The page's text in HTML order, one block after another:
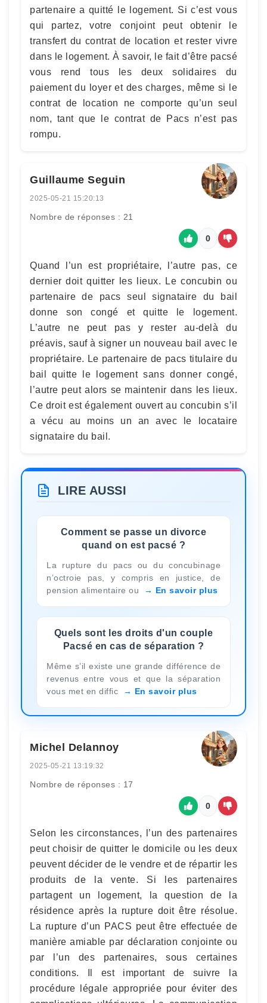
partenaire a quitté le logement. Si c’est vous
qui partez, votre conjoint peut obtenir le
transfert du contrat de location et rester vivre
dans le logement. À savoir, le fait d’être pacsé
vous rend tous les deux solidaires du
paiement du loyer et des charges, même si le
contrat de location ne comporte qu’un seul
nom, tant que le contrat de Pacs n’est pas
rompu.
Guillaume Seguin
2025-05-21 15:20:13
Nombre de réponses : 21
0
Quand l’un est propriétaire, l’autre pas, ce
dernier doit quitter les lieux. Le concubin ou
partenaire de pacs seul signataire du bail
donne son congé et quitte le logement.
L’autre ne peut pas y rester au-delà du
préavis, sauf à signer un nouveau bail avec le
propriétaire. Le partenaire de pacs titulaire du
bail quitte le logement sans donner congé,
l’autre peut alors se maintenir dans les lieux.
Ce droit est également ouvert au concubin s’il
a vécu au moins un an avec le locataire
signataire du bail.
LIRE AUSSI
Comment se passe un divorce
quand on est pacsé ?
La rupture du pacs ou du concubinage
n’octroie pas, y compris en justice, de
pension alimentaire ou
En savoir plus
Quels sont les droits d'un couple
Pacsé en cas de séparation ?
Même s’il existe une grande différence de
revenus entre vous et que la séparation
vous met en diffic
En savoir plus
Michel Delannoy
2025-05-21 13:19:32
Nombre de réponses : 17
0
Selon les circonstances, l’un des partenaires
peut choisir de quitter le domicile ou les deux
peuvent décider de le vendre et de répartir les
produits de la vente. Si les partenaires
partagent un logement, la question de la
résidence après la rupture doit être résolue.
La rupture d’un PACS peut être effectuée de
manière amiable par déclaration conjointe ou
par l’un des partenaires, sous certaines
conditions. Il est important de suivre la
procédure légale appropriée pour éviter des